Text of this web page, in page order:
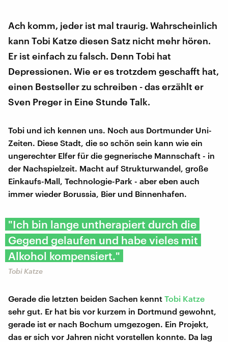
Ach komm, jeder ist mal traurig. Wahrscheinlich
kann Tobi Katze diesen Satz nicht mehr hören.
Er ist einfach zu falsch. Denn Tobi hat
Depressionen. Wie er es trotzdem geschafft hat,
einen Bestseller zu schreiben - das erzählt er
Sven Preger in Eine Stunde Talk.
Tobi und ich kennen uns. Noch aus Dortmunder Uni-
Zeiten. Diese Stadt, die so schön sein kann wie ein
ungerechter Elfer für die gegnerische Mannschaft - in
der Nachspielzeit. Macht auf Strukturwandel, große
Einkaufs-Mall, Technologie-Park - aber eben auch
immer wieder Borussia, Bier und Binnenhafen.
"Ich bin lange untherapiert durch die
Gegend gelaufen und habe vieles mit
Alkohol kompensiert."
Tobi Katze
Gerade die letzten beiden Sachen kennt Tobi Katze
sehr gut. Er hat bis vor kurzem in Dortmund gewohnt,
gerade ist er nach Bochum umgezogen. Ein Projekt,
das er sich vor Jahren nicht vorstellen konnte. Da lag